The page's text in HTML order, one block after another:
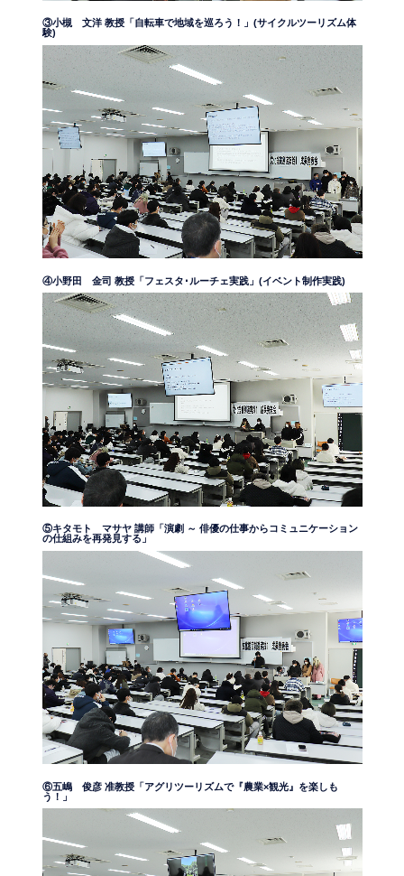
③小槻 文洋 教授「自転車で地域を巡ろう！」(サイクルツーリズム体
験)
④小野田 金司 教授「フェスタ･ルーチェ実践」(イベント制作実践)
⑤キタモト マサヤ 講師「演劇 ～ 俳優の仕事からコミュニケーション
の仕組みを再発見する」
⑥五嶋 俊彦 准教授「アグリツーリズムで『農業×観光』を楽しも
う！」